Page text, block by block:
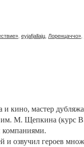
eyjafjallajц Лоренцаччо»
и кино, мастер
М. Щепкина (курс
компаниями.
и озвучил героев